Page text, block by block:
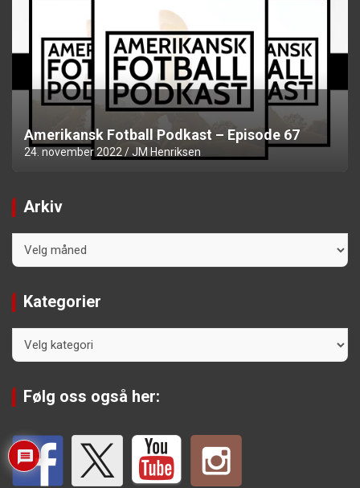
Amerikansk Fotball Podkast – Episode 67
24. november 2022 JM Henriksen
Arkiv
Kategorier
Følg oss også her: